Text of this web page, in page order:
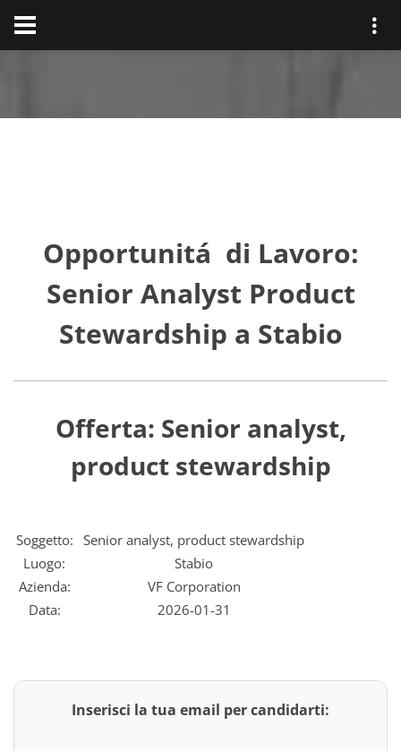
Opportunitá di Lavoro:
Senior Analyst Product
Stewardship a Stabio
Offerta: Senior analyst,
product stewardship
Soggetto: Senior analyst, product stewardship
Luogo:
Stabio
Azienda:
VF Corporation
Data:
2026-01-31
Inserisci la tua email per candidarti: